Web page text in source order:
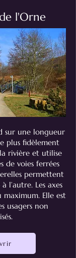
l'Orne
sur une longueur
plus fidèlement
rivière et utilise
de voies ferrées
permettent
l’autre. Les axes
maximum. Elle est
usagers non